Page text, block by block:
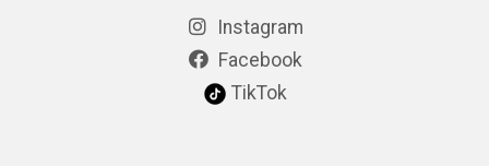
Instagram
Facebook
TikTok